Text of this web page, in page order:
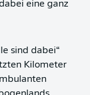
eine ganz
sind dabei“
Kilometer